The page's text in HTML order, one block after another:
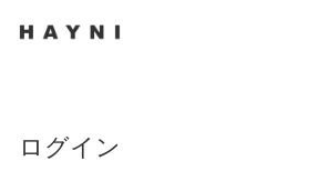
ログイン